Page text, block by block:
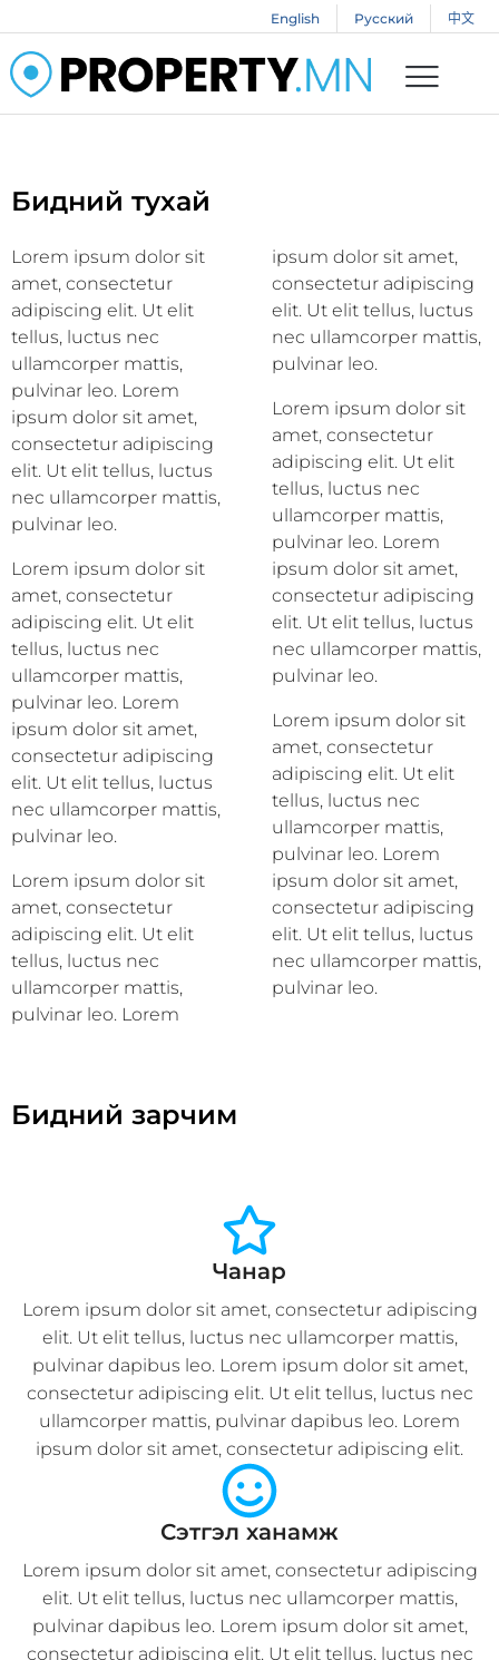
English Русский 中文
Бидний тухай
Lorem ipsum dolor sit
amet, consectetur
adipiscing elit. Ut elit
tellus, luctus nec
ullamcorper mattis,
pulvinar leo. Lorem
ipsum dolor sit amet,
consectetur adipiscing
elit. Ut elit tellus, luctus
nec ullamcorper mattis,
pulvinar leo.
Lorem ipsum dolor sit
amet, consectetur
adipiscing elit. Ut elit
tellus, luctus nec
ullamcorper mattis,
pulvinar leo. Lorem
ipsum dolor sit amet,
consectetur adipiscing
elit. Ut elit tellus, luctus
nec ullamcorper mattis,
pulvinar leo.
Lorem ipsum dolor sit
amet, consectetur
adipiscing elit. Ut elit
tellus, luctus nec
ullamcorper mattis,
pulvinar leo. Lorem
ipsum dolor sit amet,
consectetur adipiscing
elit. Ut elit tellus, luctus
nec ullamcorper mattis,
pulvinar leo.
Lorem ipsum dolor sit
amet, consectetur
adipiscing elit. Ut elit
tellus, luctus nec
ullamcorper mattis,
pulvinar leo. Lorem
ipsum dolor sit amet,
consectetur adipiscing
elit. Ut elit tellus, luctus
nec ullamcorper mattis,
pulvinar leo.
Lorem ipsum dolor sit
amet, consectetur
adipiscing elit. Ut elit
tellus, luctus nec
ullamcorper mattis,
pulvinar leo. Lorem
ipsum dolor sit amet,
consectetur adipiscing
elit. Ut elit tellus, luctus
nec ullamcorper mattis,
pulvinar leo.
Бидний зарчим
Чанар
Lorem ipsum dolor sit amet, consectetur adipiscing
elit. Ut elit tellus, luctus nec ullamcorper mattis,
pulvinar dapibus leo. Lorem ipsum dolor sit amet,
consectetur adipiscing elit. Ut elit tellus, luctus nec
ullamcorper mattis, pulvinar dapibus leo. Lorem
ipsum dolor sit amet, consectetur adipiscing elit.
Сэтгэл ханамж
Lorem ipsum dolor sit amet, consectetur adipiscing
elit. Ut elit tellus, luctus nec ullamcorper mattis,
pulvinar dapibus leo. Lorem ipsum dolor sit amet,
consectetur adipiscing elit. Ut elit tellus, luctus nec